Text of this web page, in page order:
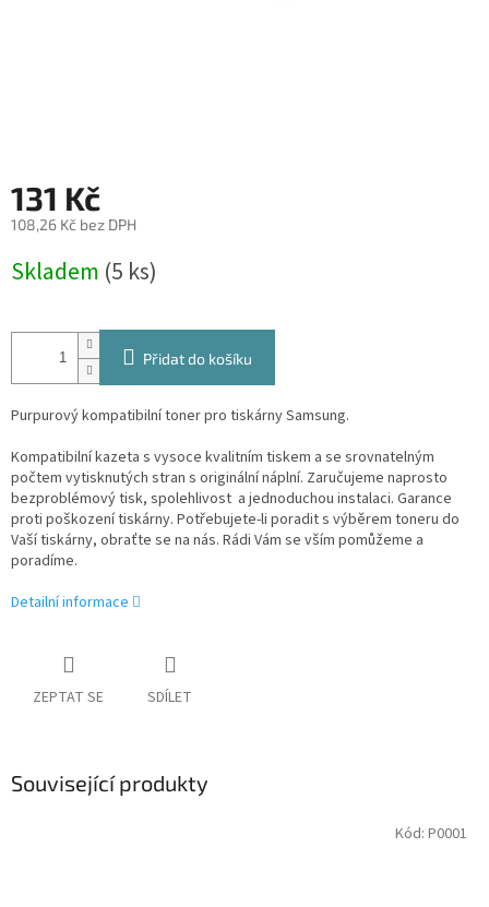
131 Kč
108,26 Kč bez DPH
cena:
Skladem (5 ks)
Přidat do košíku
Purpurový kompatibilní toner pro tiskárny Samsung.
Kompatibilní kazeta s vysoce kvalitním tiskem a se srovnatelným
počtem vytisknutých stran s originální náplní. Zaručujeme naprosto
bezproblémový tisk, spolehlivost a jednoduchou instalaci. Garance
proti poškození tiskárny. Potřebujete-li poradit s výběrem toneru do
Vaší tiskárny, obraťte se na nás. Rádi Vám se vším pomůžeme a
poradíme.
Detailní informace
ZEPTAT SE SDÍLET
Související produkty
Kód: P0001